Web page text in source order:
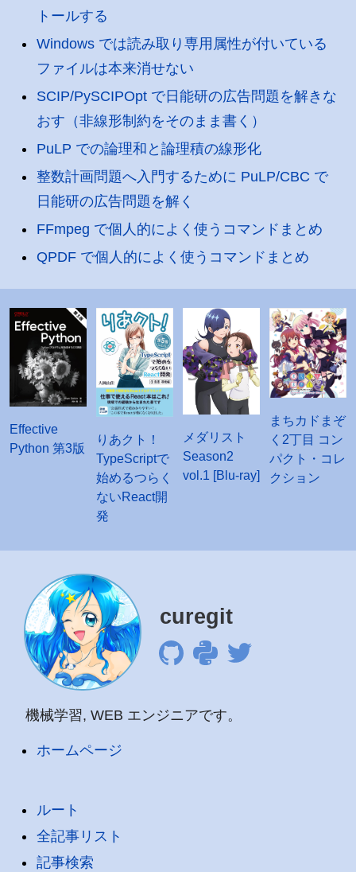
トールする
Windows では読み取り専用属性が付いている
ファイルは本来消せない
SCIP/PySCIPOpt で日能研の広告問題を解きな
おす（非線形制約をそのまま書く）
PuLP での論理和と論理積の線形化
整数計画問題へ入門するために PuLP/CBC で
日能研の広告問題を解く
FFmpeg で個人的によく使うコマンドまとめ
QPDF で個人的によく使うコマンドまとめ
Effective
Python 第3版
りあクト！
TypeScriptで
始めるつらく
ないReact開
発
メダリスト
Season2
vol.1 [Blu-ray]
まちカドまぞ
く2丁目 コン
パクト・コレ
クション
curegit
機械学習, WEB エンジニアです。
ホームページ
ルート
全記事リスト
記事検索